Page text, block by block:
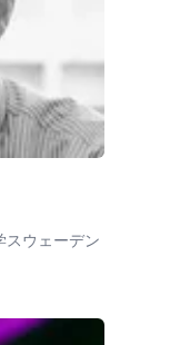
スウェーデン